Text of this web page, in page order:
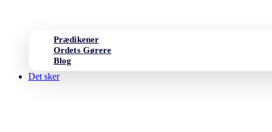
Prædikener
Ordets Gørere
Blog
Det sker